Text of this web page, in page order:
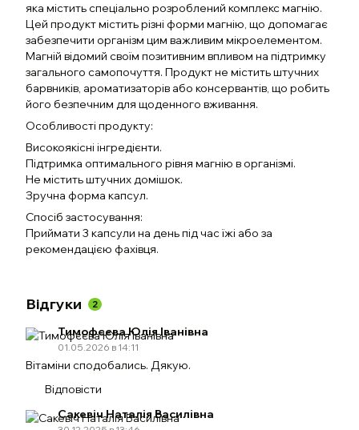
яка містить спеціально розроблений комплекс магнію.
Цей продукт містить різні форми магнію, що допомагає
забезпечити організм цим важливим мікроелементом.
Магній відомий своїм позитивним впливом на підтримку
загального самопочуття. Продукт не містить штучних
барвників, ароматизаторів або консервантів, що робить
його безпечним для щоденного вживання.
Особливості продукту:
Високоякісні інгредієнти.
Підтримка оптимального рівня магнію в організмі.
Не містить штучних домішок.
Зручна форма капсул.
Спосіб застосування:
Приймати 3 капсули на день під час їжі або за
рекомендацією фахівця.
Відгуки 2
Тимофєєва Юлія Іванівна
01.05.2026 в 14:11
Вітаміни сподобались. Дякую.
Відповісти
Сакевіч Наталія Василівна